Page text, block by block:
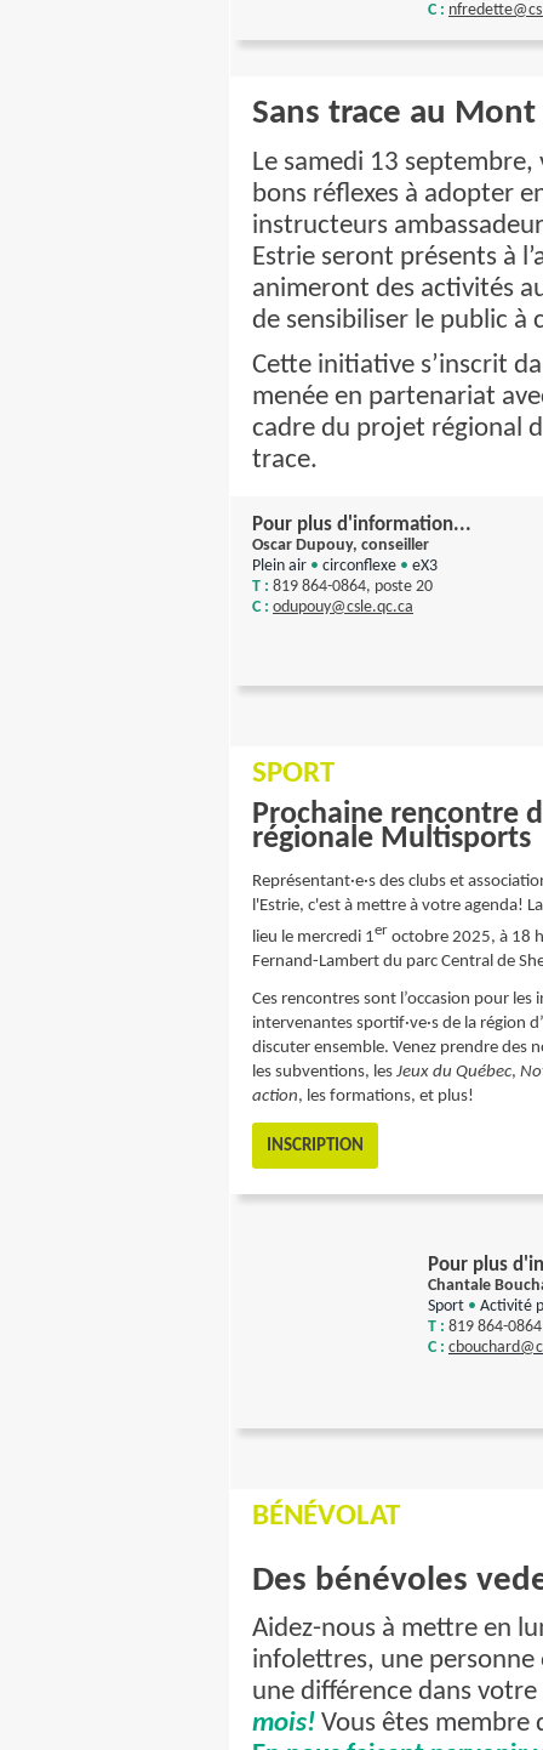
C : nfredette
Sans trace au
Le samedi 13
bons réflexes à adopter
instructeurs
Estrie seront présents à
animeront des activités
de sensibiliser le public à
Cette initiative s’inscrit
menée en partenariat
cadre du projet régional
trace.
Pour plus d'information...
Oscar Dupouy, conseiller
Plein air • circonflexe • eX3
T : 819 864-0864, poste 20
C : odupouy@csle.qc.ca
SPORT
Prochaine rencontre
régionale Multisports
Représentant·e·s des clubs et
l'Estrie, c'est à mettre à votre agenda!
lieu le mercredi 1er octobre 2025, à 18
Fernand-Lambert du parc Central de
Ces rencontres sont l’occasion pour les
intervenantes sportif·ve·s de la région
discuter ensemble. Venez prendre des
les subventions, les Jeux du Québec,
action, les formations, et plus!
INSCRIPTION
Pour plus
Chantale
Sport • Activité
T : 819 864-
C : c
BÉNÉVOLAT
Des bénévoles
Aidez-nous à mettre en
infolettres, une
une différence dans
mois! Vous êtes membre